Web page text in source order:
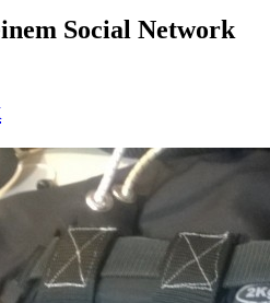
Social Network